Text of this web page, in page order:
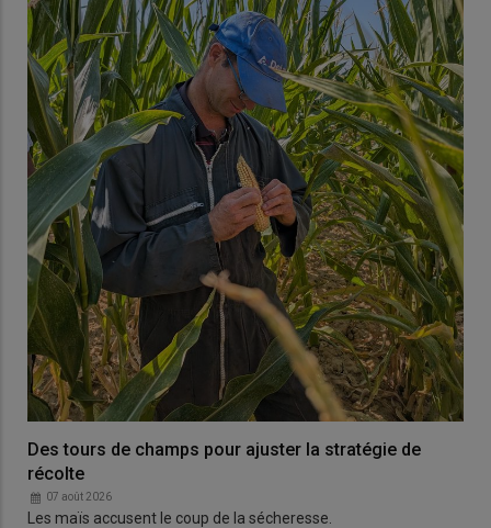
Des tours de champs pour ajuster la stratégie de
récolte
07 août 2026
Les maïs accusent le coup de la sécheresse.